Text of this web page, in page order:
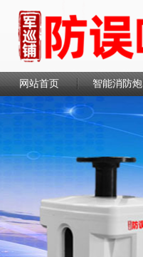
网站首页 智能消防炮
联系我们